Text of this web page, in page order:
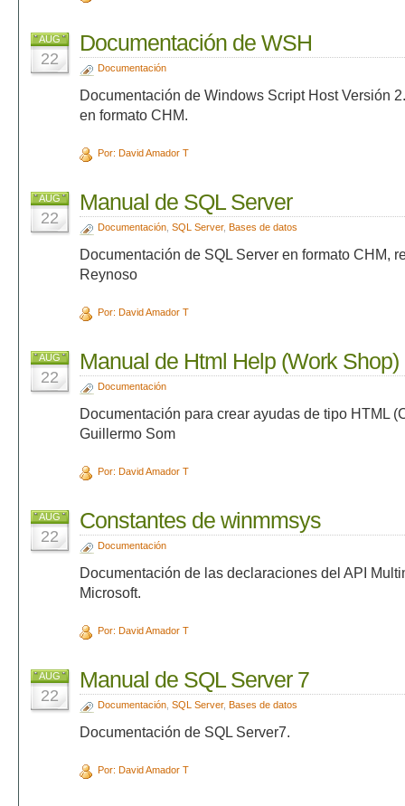
AUG
22
Documentación de WSH
Documentación
Documentación de Windows Script Host Versión
en formato CHM.
Por: David Amador T
AUG
22
Manual de SQL Server
Documentación, SQL Server, Bases de datos
Documentación de SQL Server en formato CHM,
Reynoso
Por: David Amador T
AUG
22
Manual de Html Help (Work Shop)
Documentación
Documentación para crear ayudas de tipo HTML
Guillermo Som
Por: David Amador T
AUG
22
Constantes de winmmsys
Documentación
Documentación de las declaraciones del API
Microsoft.
Por: David Amador T
AUG
22
Manual de SQL Server 7
Documentación, SQL Server, Bases de datos
Documentación de SQL Server7.
Por: David Amador T